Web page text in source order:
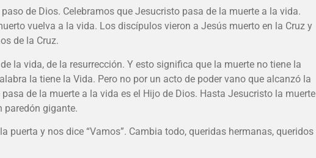
de Dios. Celebramos que Jesucristo pasa de la muerte a la vida.
vuelva a la vida. Los discípulos vieron a Jesús muerto en la Cruz y
de la Cruz.
la vida, de la resurrección. Y esto significa que la muerte no tiene la
la tiene la Vida. Pero no por un acto de poder vano que alcanzó la
de la muerte a la vida es el Hijo de Dios. Hasta Jesucristo la muerte
paredón gigante.
puerta y nos dice “Vamos”. Cambia todo, queridas hermanas, queridos